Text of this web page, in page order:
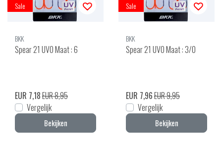
Sale
BKK
Spear 21 UVO Maat : 6
EUR 7,18EUR 8,95
Vergelijk
Bekijken
Sale
BKK
Spear 21 UVO Maat : 3/0
EUR 7,96EUR 9,95
Vergelijk
Bekijken